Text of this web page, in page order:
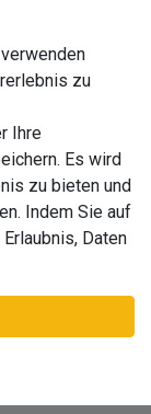
-
zu
Ihre
Es wird
zu bieten und
Indem Sie auf
Daten